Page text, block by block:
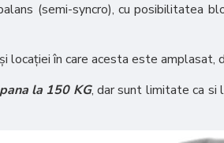
(semi-syncro), cu posibilitatea
în care acesta este amplasat,
la 150 KG, dar sunt limitate ca